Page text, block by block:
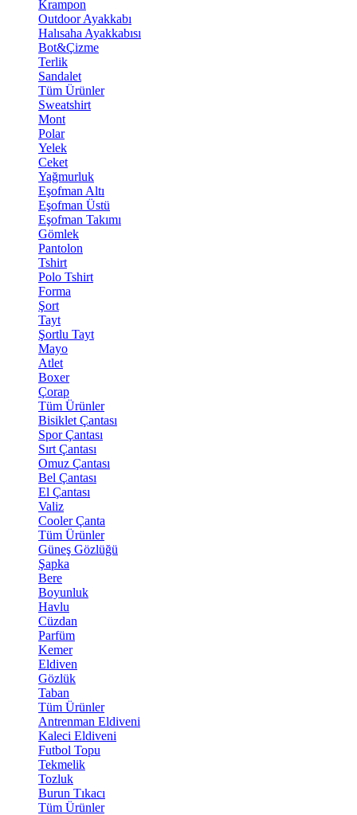
Krampon
Outdoor Ayakkabı
Halısaha Ayakkabısı
Bot&Çizme
Terlik
Sandalet
Tüm Ürünler
Sweatshirt
Mont
Polar
Yelek
Ceket
Yağmurluk
Eşofman Altı
Eşofman Üstü
Eşofman Takımı
Gömlek
Pantolon
Tshirt
Polo Tshirt
Forma
Şort
Tayt
Şortlu Tayt
Mayo
Atlet
Boxer
Çorap
Tüm Ürünler
Bisiklet Çantası
Spor Çantası
Sırt Çantası
Omuz Çantası
Bel Çantası
El Çantası
Valiz
Cooler Çanta
Tüm Ürünler
Güneş Gözlüğü
Şapka
Bere
Boyunluk
Havlu
Cüzdan
Parfüm
Kemer
Eldiven
Gözlük
Taban
Tüm Ürünler
Antrenman Eldiveni
Kaleci Eldiveni
Futbol Topu
Tekmelik
Tozluk
Burun Tıkacı
Tüm Ürünler